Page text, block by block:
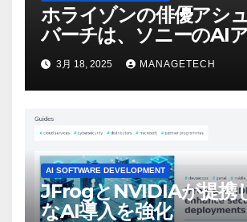
ホライゾンの俳優アシ
バーチは、ソニーのAI
ビデオを見て「ゲームパ
マンスという芸術形式に
感じた」と語る – IGN
3月 18, 2025 MANAGETECH
AI SOFTWARE DEVELOPMENT
JFrogとNVIDIAが提携
なAI導入を強化